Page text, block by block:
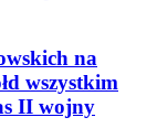
na
wszystkim
II wojny